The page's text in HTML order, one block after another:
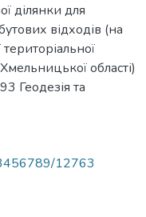
ділянки для
відходів (на
області)
Геодезія та
12763